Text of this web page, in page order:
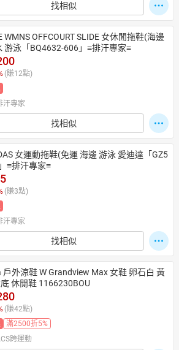
找相似
WMNS OFFCOURT SLIDE 女休閒拖鞋(海邊
游泳「BQ4632-606」≡排汗專家≡
(賺12點)
汗專家
找相似
女運動拖鞋(免運 海邊 游泳 愛迪達「GZ5
≡排汗專家≡
(賺3點)
汗專家
找相似
戶外涼鞋 W Grandview Max 女鞋 卵石白 黃
休閒鞋 1166230BOU
(賺42點)
滿2500折5%
跨運動